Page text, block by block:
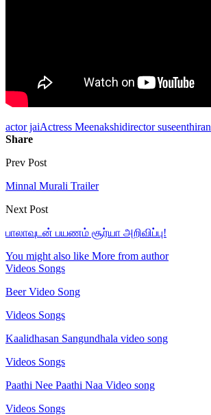
actor jaiActress Meenakshidirector suseenthiran
Share
Prev Post
Minnal Murali Trailer
Next Post
பாலாவுடன் பயணம் சூர்யா அறிவிப்பு!
You might also like More from author
Videos Songs
Beer Video Song
Videos Songs
Kaalidhasan Sangundhala video song
Videos Songs
Paathi Nee Paathi Naa Video song
Videos Songs